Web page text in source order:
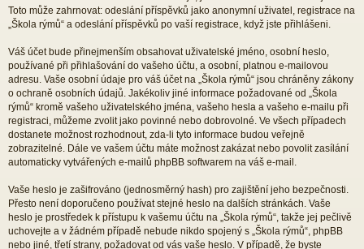
Toto může zahrnovat: odeslání příspěvků jako anonymní uživatel, registrace na
„Škola rýmů“ a odeslání příspěvků po vaší registrace, když jste přihlášeni.
Váš účet bude přinejmenším obsahovat uživatelské jméno, osobní heslo,
používané při přihlašování do vašeho účtu, a osobní, platnou e-mailovou
adresu. Vaše osobní údaje pro váš účet na „Škola rýmů“ jsou chráněny zákony
o ochraně osobních údajů. Jakékoliv jiné informace požadované od „Škola
rýmů“ kromě vašeho uživatelského jména, vašeho hesla a vašeho e-mailu při
registraci, můžeme zvolit jako povinné nebo dobrovolné. Ve všech případech
dostanete možnost rozhodnout, zda-li tyto informace budou veřejně
zobrazitelné. Dále ve vašem účtu máte možnost zakázat nebo povolit zasílání
automaticky vytvářených e-mailů phpBB softwarem na váš e-mail.
Vaše heslo je zašifrováno (jednosměrný hash) pro zajištění jeho bezpečnosti.
Přesto není doporučeno používat stejné heslo na dalších stránkách. Vaše
heslo je prostředek k přístupu k vašemu účtu na „Škola rýmů“, takže jej pečlivě
uchovejte a v žádném případě nebude nikdo spojený s „Škola rýmů“, phpBB
nebo jiné, třetí strany, požadovat od vás vaše heslo. V případě, že byste